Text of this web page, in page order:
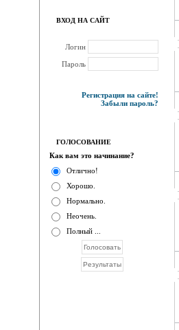
ВХОД НА САЙТ
Логин
Пароль
Регистрация на сайте!
Забыли пароль?
ГОЛОСОВАНИЕ
Как вам это начинание?
Отлично!
Хорошо.
Нормально.
Неочень.
Полный ...